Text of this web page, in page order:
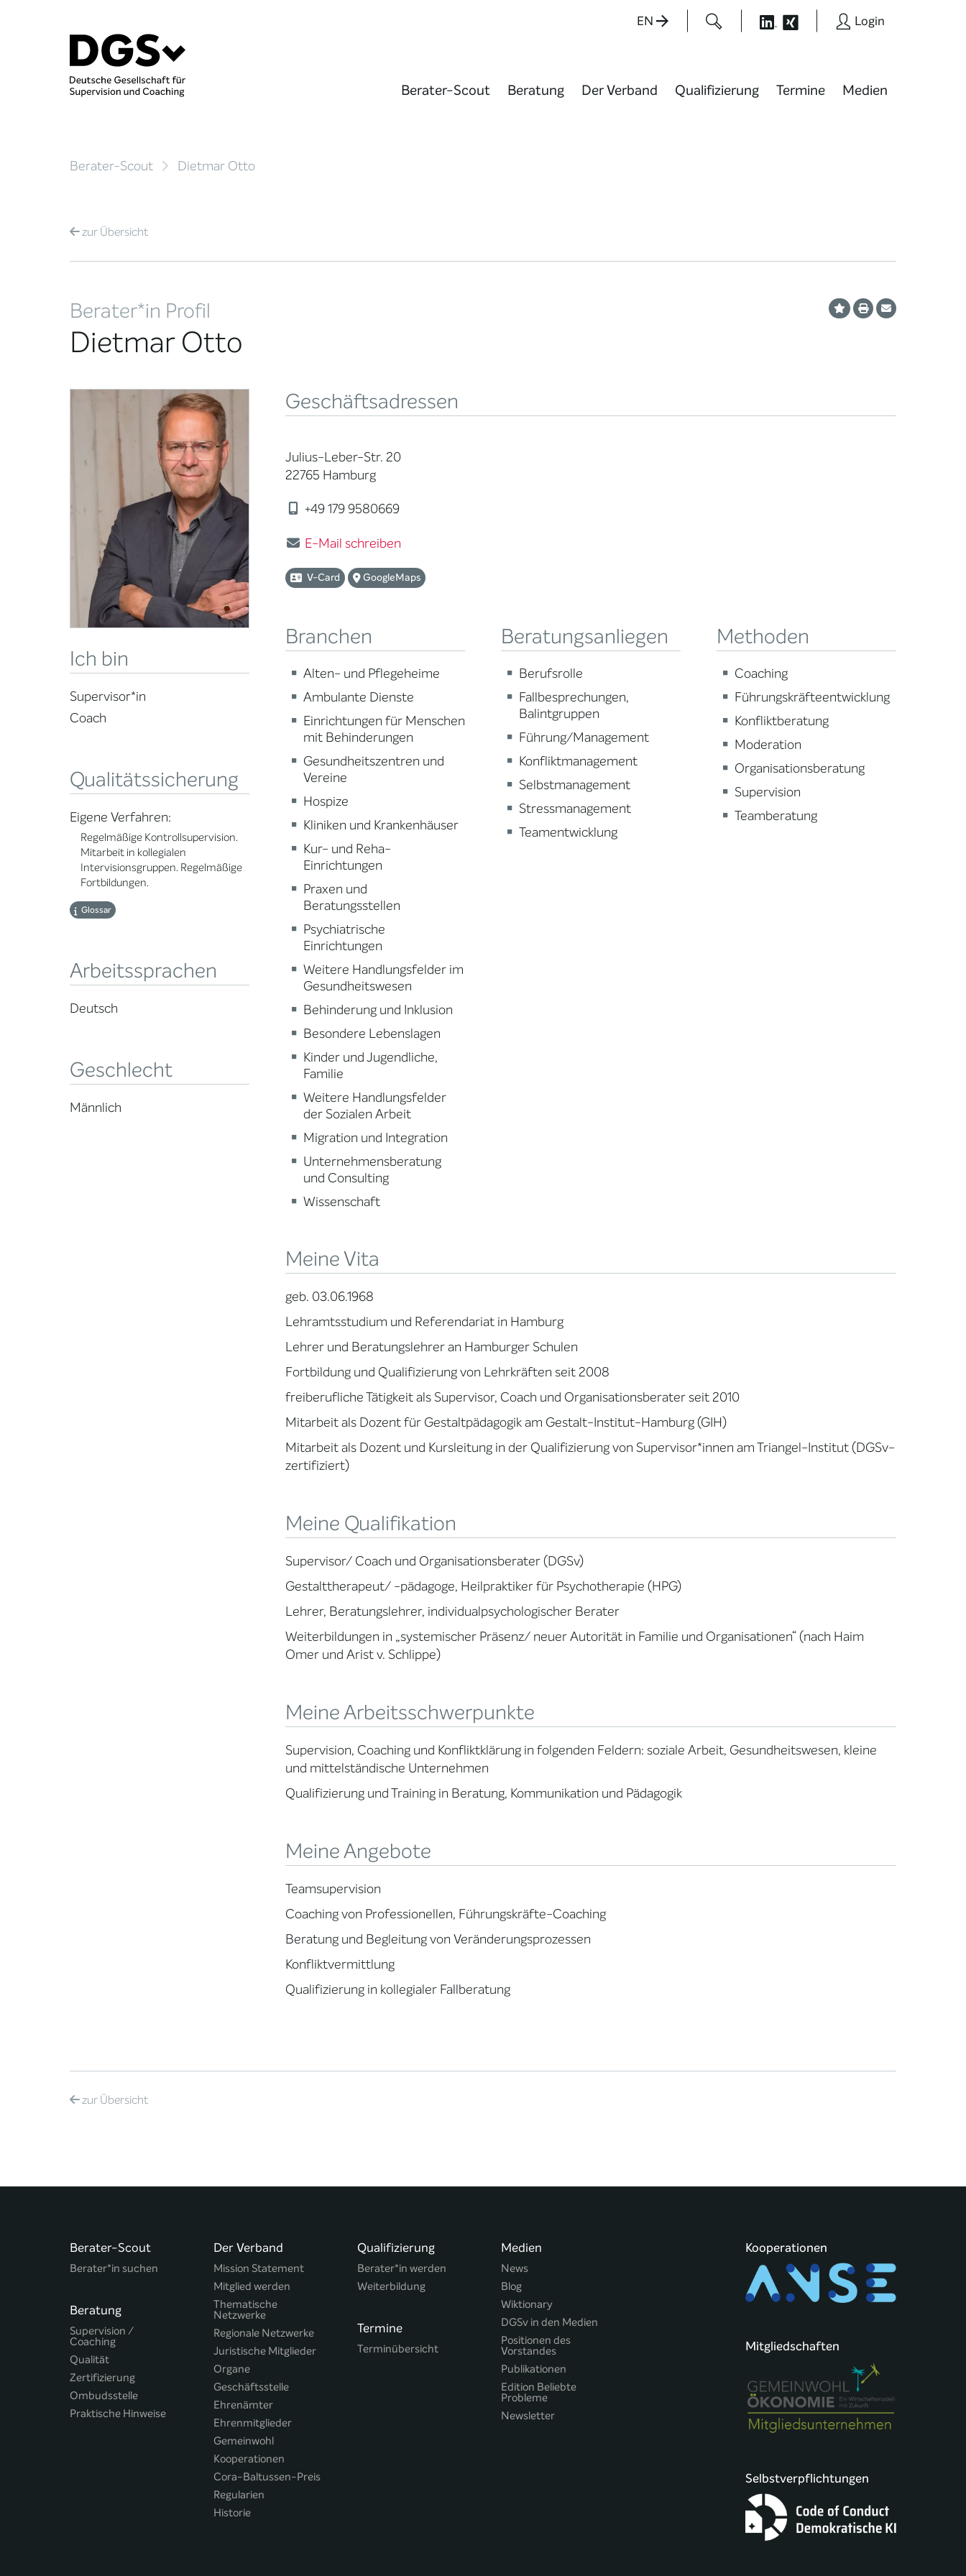
EN Login
Berater-Scout Beratung Der Verband Qualifizierung Termine Medien
Berater-Scout Dietmar Otto
zurÜbersicht
Berater*in Profil
Dietmar Otto
Ich bin
Supervisor*in
Coach
Qualitätssicherung
Eigene Verfahren:
Regelmäßige Kontrollsupervision.
Mitarbeit in kollegialen
Intervisionsgruppen. Regelmäßige
Fortbildungen.
Glossar
Arbeitssprachen
Deutsch
Geschlecht
Männlich
Geschäftsadressen
Julius-Leber-Str. 20
22765 Hamburg
+49 179 9580669
E-Mail schreiben
V-Card GoogleMaps
Branchen
Alten- und Pflegeheime
Ambulante Dienste
Einrichtungen für Menschen
mit Behinderungen
Gesundheitszentren und
Vereine
Hospize
Kliniken und Krankenhäuser
Kur- und Reha-
Einrichtungen
Praxen und
Beratungsstellen
Psychiatrische
Einrichtungen
Weitere Handlungsfelder im
Gesundheitswesen
Behinderung und Inklusion
Besondere Lebenslagen
Kinder und Jugendliche,
Familie
Weitere Handlungsfelder
der Sozialen Arbeit
Migration und Integration
Unternehmensberatung
und Consulting
Wissenschaft
Beratungsanliegen
Berufsrolle
Fallbesprechungen,
Balintgruppen
Führung/Management
Konfliktmanagement
Selbstmanagement
Stressmanagement
Teamentwicklung
Methoden
Coaching
Führungskräfteentwicklung
Konfliktberatung
Moderation
Organisationsberatung
Supervision
Teamberatung
Meine Vita
geb. 03.06.1968
Lehramtsstudium und Referendariat in Hamburg
Lehrer und Beratungslehrer an Hamburger Schulen
Fortbildung und Qualifizierung von Lehrkräften seit 2008
freiberufliche Tätigkeit als Supervisor, Coach und Organisationsberater seit 2010
Mitarbeit als Dozent für Gestaltpädagogik am Gestalt-Institut-Hamburg (GIH)
Mitarbeit als Dozent und Kursleitung in der Qualifizierung von Supervisor*innen am Triangel-Institut (DGSv-
zertifiziert)
Meine Qualifikation
Supervisor/ Coach und Organisationsberater (DGSv)
Gestalttherapeut/ -pädagoge, Heilpraktiker für Psychotherapie (HPG)
Lehrer, Beratungslehrer, individualpsychologischer Berater
Weiterbildungen in „systemischer Präsenz/ neuer Autorität in Familie und Organisationen“ (nach Haim
Omer und Arist v. Schlippe)
Meine Arbeitsschwerpunkte
Supervision, Coaching und Konfliktklärung in folgenden Feldern: soziale Arbeit, Gesundheitswesen, kleine
und mittelständische Unternehmen
Qualifizierung und Training in Beratung, Kommunikation und Pädagogik
Meine Angebote
Teamsupervision
Coaching von Professionellen, Führungskräfte-Coaching
Beratung und Begleitung von Veränderungsprozessen
Konfliktvermittlung
Qualifizierung in kollegialer Fallberatung
zurÜbersicht
Berater-Scout
Berater*in suchen
Beratung
Supervision /
Coaching
Qualität
Zertifizierung
Ombudsstelle
Praktische Hinweise
Der Verband
Mission Statement
Mitglied werden
Thematische
Netzwerke
Regionale Netzwerke
Juristische Mitglieder
Organe
Geschäftsstelle
Ehrenämter
Ehrenmitglieder
Gemeinwohl
Kooperationen
Cora-Baltussen-Preis
Regularien
Historie
Qualifizierung
Berater*in werden
Weiterbildung
Termine
Terminübersicht
Medien
News
Blog
Wiktionary
DGSv in den Medien
Positionen des
Vorstandes
Publikationen
Edition Beliebte
Probleme
Newsletter
Kooperationen
Mitgliedschaften
Selbstverpflichtungen